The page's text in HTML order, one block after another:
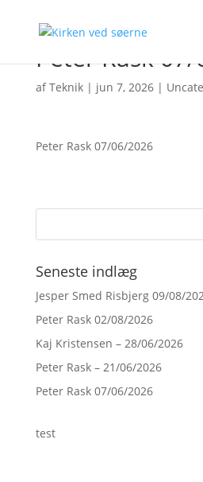
Peter Rask
afTeknik| jun 7, 2026|
Peter Rask 07/06/2026
Seneste indlæg
Jesper Smed Risbjerg 09/08/
Peter Rask 02/08/2026
Kaj Kristensen – 28/06/2026
Peter Rask – 21/06/2026
Peter Rask 07/06/2026
test